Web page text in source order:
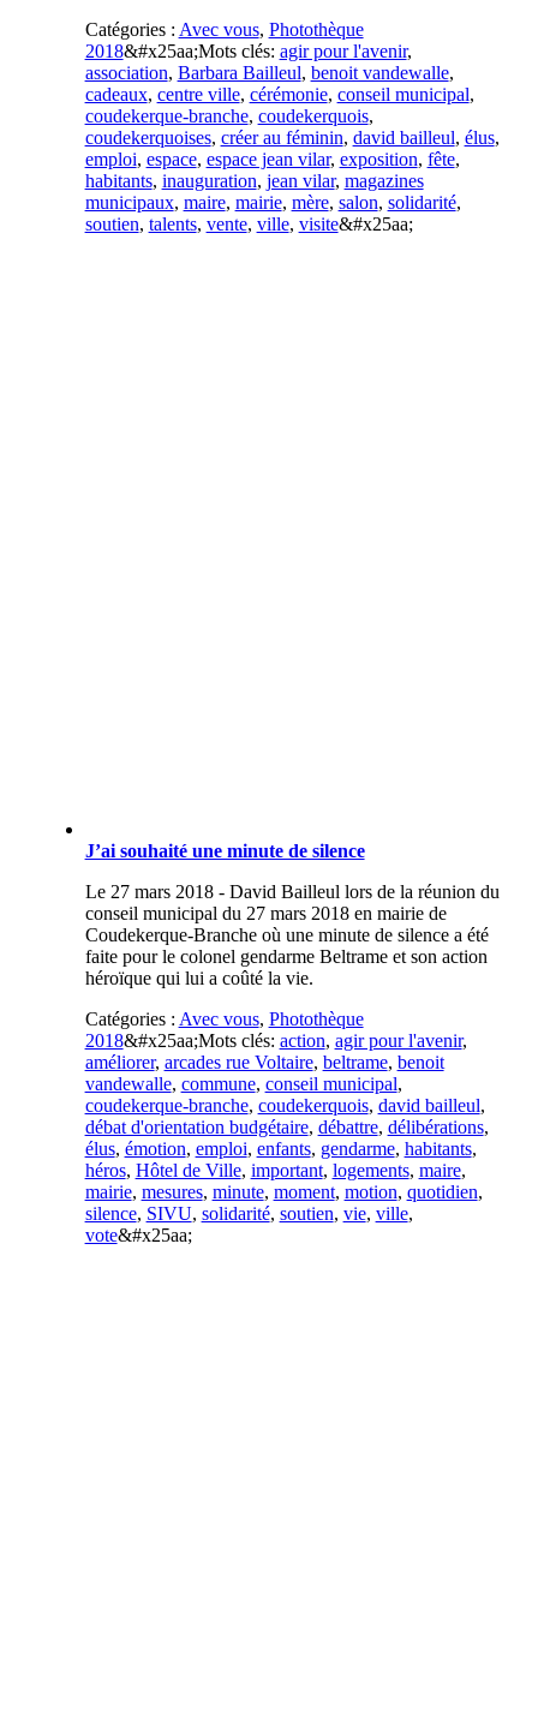
Catégories : Avec vous, Photothèque
2018&#x25aa;Mots clés: agir pour l'avenir,
association, Barbara Bailleul, benoit vandewalle,
cadeaux, centre ville, cérémonie, conseil municipal,
coudekerque-branche, coudekerquois,
coudekerquoises, créer au féminin, david bailleul, élus,
emploi, espace, espace jean vilar, exposition, fête,
habitants, inauguration, jean vilar, magazines
municipaux, maire, mairie, mère, salon, solidarité,
soutien, talents, vente, ville, visite&#x25aa;
J’ai souhaité une minute de silence
Le 27 mars 2018 - David Bailleul lors de la réunion du
conseil municipal du 27 mars 2018 en mairie de
Coudekerque-Branche où une minute de silence a été
faite pour le colonel gendarme Beltrame et son action
héroïque qui lui a coûté la vie.
Catégories : Avec vous, Photothèque
2018&#x25aa;Mots clés: action, agir pour l'avenir,
améliorer, arcades rue Voltaire, beltrame, benoit
vandewalle, commune, conseil municipal,
coudekerque-branche, coudekerquois, david bailleul,
débat d'orientation budgétaire, débattre, délibérations,
élus, émotion, emploi, enfants, gendarme, habitants,
héros, Hôtel de Ville, important, logements, maire,
mairie, mesures, minute, moment, motion, quotidien,
silence, SIVU, solidarité, soutien, vie, ville,
vote&#x25aa;